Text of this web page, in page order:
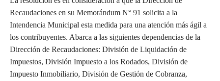
Recaudaciones en su Memorándum N° 91 solicita a la
Intendencia Municipal esta medida para una atención más ágil a
los contribuyentes. Abarca a las siguientes dependencias de la
Dirección de Recaudaciones: División de Liquidación de
Impuestos, División Impuesto a los Rodados, División de
Impuesto Inmobiliario, División de Gestión de Cobranza,